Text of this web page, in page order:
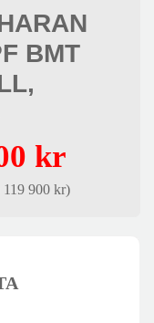
BMT
kr
119 900 kr)